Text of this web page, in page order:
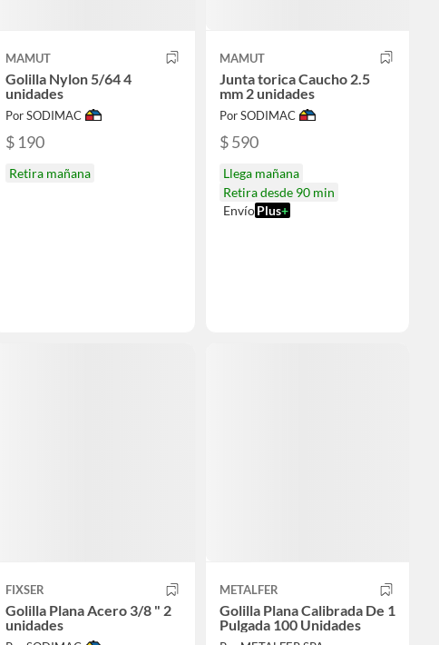
MAMUT
Golilla Nylon 5/64 4
unidades
Por SODIMAC
$ 190
Retira mañana
MAMUT
Junta torica Caucho 2.5
mm 2 unidades
Por SODIMAC
$ 590
Llega mañana
Retira desde 90 min
EnvíoPlus+
FIXSER
Golilla Plana Acero 3/8 " 2
unidades
METALFER
Golilla Plana Calibrada De 1
Pulgada 100 Unidades